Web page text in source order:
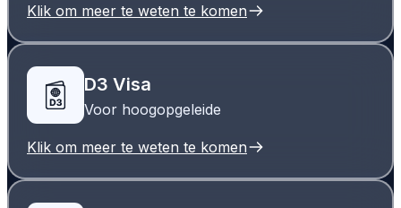
Klik om meer te weten te komen
D3 Visa
Voor hoogopgeleide
Klik om meer te weten te komen